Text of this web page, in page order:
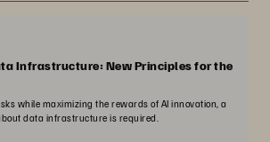
Infrastructure: New Principles for the
while maximizing the rewards of AI innovation, a
data infrastructure is required.